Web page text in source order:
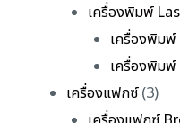
เครื่องพิมพ์
เครื่องพิม
เครื่องพิม
เครื่องแฟกซ์(3)